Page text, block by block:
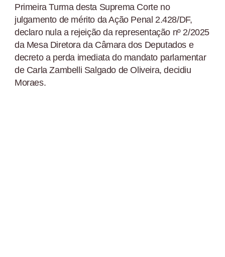
Primeira Turma desta Suprema Corte no
julgamento de mérito da Ação Penal 2.428/DF,
declaro nula a rejeição da representação nº 2/2025
da Mesa Diretora da Câmara dos Deputados e
decreto a perda imediata do mandato parlamentar
de Carla Zambelli Salgado de Oliveira, decidiu
Moraes.